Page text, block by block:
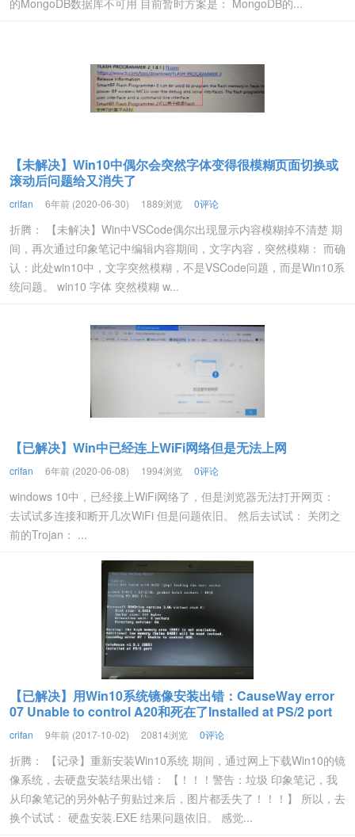
的MongoDB数据库不可用 目前暂时方案是： MongoDB的...
【未解决】Win10中偶尔会突然字体变得很模糊页面切换或
滚动后问题给又消失了
crifan 6年前 (2020-06-30) 1889浏览 0评论
折腾： 【未解决】Win中VSCode偶尔出现显示内容模糊掉不清楚 期
间，再次通过印象笔记中编辑内容期间，文字内容，突然模糊： 而确
认：此处win10中，文字突然模糊，不是VSCode问题，而是Win10系
统问题。 win10 字体 突然模糊 w...
【已解决】Win中已经连上WiFi网络但是无法上网
crifan 6年前 (2020-06-08) 1994浏览 0评论
windows 10中，已经接上WiFi网络了，但是浏览器无法打开网页：
去试试多连接和断开几次WiFi 但是问题依旧。 然后去试试： 关闭之
前的Trojan： ...
【已解决】用Win10系统镜像安装出错：CauseWay error
07 Unable to control A20和死在了Installed at PS/2 port
crifan 9年前 (2017-10-02) 20814浏览 0评论
折腾： 【记录】重新安装Win10系统 期间，通过网上下载Win10的镜
像系统，去硬盘安装结果出错： 【！！！警告：垃圾 印象笔记，我
从印象笔记的另外帖子剪贴过来后，图片都丢失了！！！】 所以，去
换个试试： 硬盘安装.EXE 结果问题依旧。 感觉...